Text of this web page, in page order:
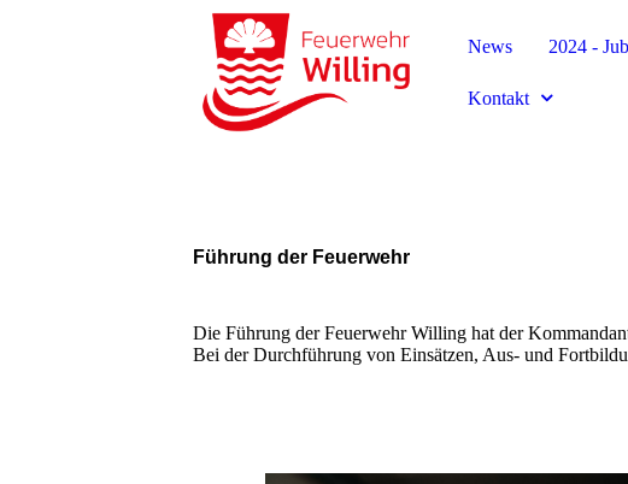
News 2024 -
Kontakt
Führung der Feuerwehr
Die Führung der Feuerwehr Willing hat der
Bei der Durchführung von Einsätzen, Aus- und